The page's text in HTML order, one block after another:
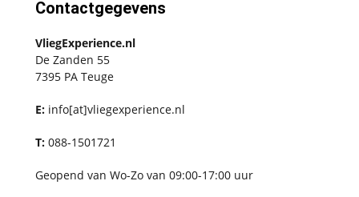
Contactgegevens
VliegExperience.nl
De Zanden 55
7395 PA Teuge
E: info[at]vliegexperience.nl
T: 088-1501721
Geopend van Wo-Zo van 09:00-17:00 uur